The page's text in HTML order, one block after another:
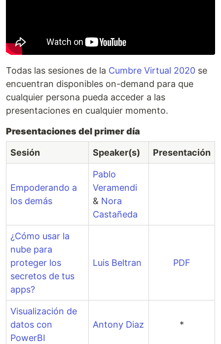
Todas las sesiones de la Cumbre Virtual 2020 se
encuentran disponibles on-demand para que
cualquier persona pueda acceder a las
presentaciones en cualquier momento.
Presentaciones del primer día
Sesión Speaker(s) Presentación
Empoderando a
los demás
Pablo
Veramendi
& Nora
Castañeda
¿Cómo usar la
nube para
proteger los
secretos de tus
apps?
Luis Beltran PDF
Visualización de
datos con
PowerBI
Antony Diaz *